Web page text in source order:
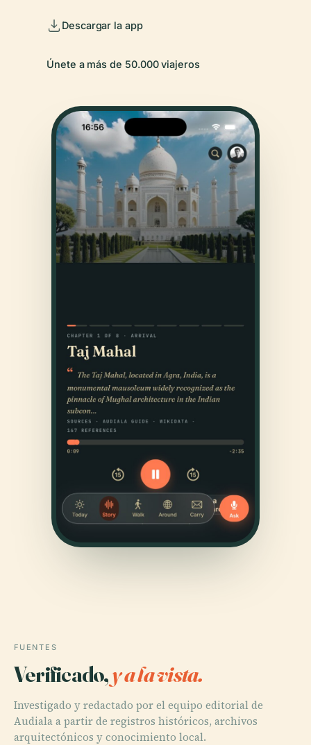
Descargar la app
Únete a más de 50.000 viajeros
FUENTES
Verificado,y a la vista.
Investigado y redactado por el equipo editorial de
Audiala a partir de registros históricos, archivos
arquitectónicos y conocimiento local.